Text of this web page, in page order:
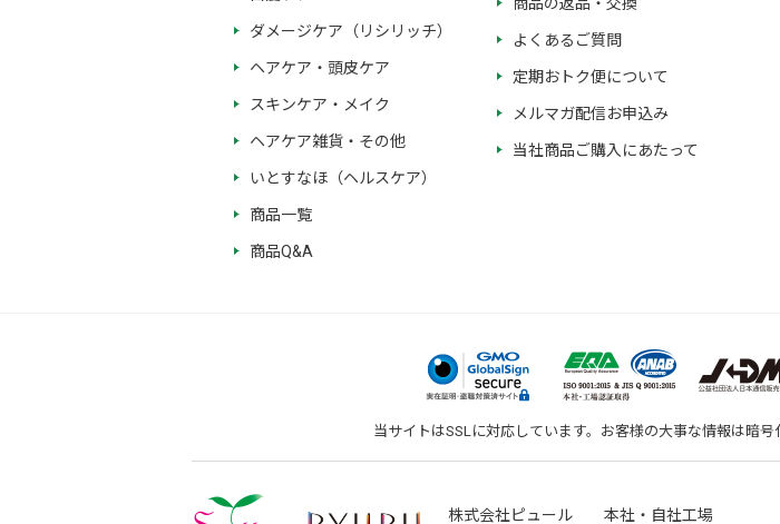
ダメージケア（リシリッチ）
ヘアケア・頭皮ケア
スキンケア・メイク
ヘアケア雑貨・その他
いとすなほ（ヘルスケア）
商品一覧
商品Q&A
商品の返品・交換
よくあるご質問
定期おトク便について
メルマガ配信お申込み
当社商品ご購入にあたって
当サイトはSSLに対応しています。お客様の大事な情報は暗
株式会社ピュール 本社・自社工場